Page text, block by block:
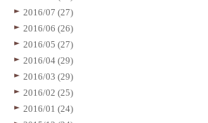
2016/07 (27)
2016/06 (26)
2016/05 (27)
2016/04 (29)
2016/03 (29)
2016/02 (25)
2016/01 (24)